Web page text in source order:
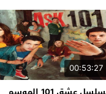
00:53:27